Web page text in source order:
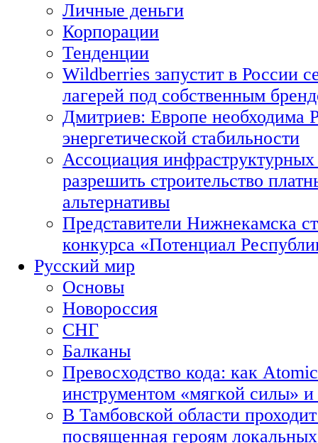
Личные деньги
Корпорации
Тенденции
Wildberries запустит в России
лагерей под собственным
Дмитриев: Европе необходима
энергетической стабильности
Ассоциация
разрешить строительство
альтернативы
Представители Нижнекамска
конкурса «Потенциал
Русский мир
Основы
Новороссия
СНГ
Балканы
Превосходство кода: как
инструментом «мягкой силы» и
В Тамбовской области
посвященная героям